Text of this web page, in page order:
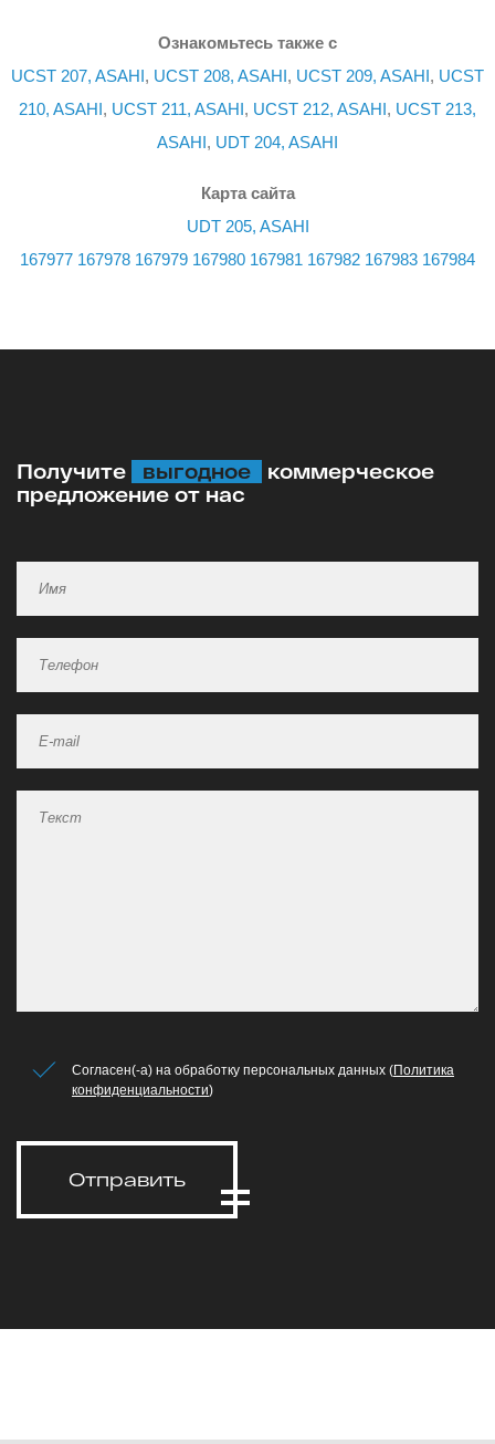
Ознакомьтесь также с
UCST 207, ASAHI, UCST 208, ASAHI, UCST 209, ASAHI, UCST
210, ASAHI, UCST 211, ASAHI, UCST 212, ASAHI, UCST 213,
ASAHI, UDT 204, ASAHI
Карта сайта
UDT 205, ASAHI
167977 167978 167979 167980 167981 167982 167983 167984
Получите выгодное
коммерческое
предложение от нас
Согласен(-а) на обработку персональных данных (Политика
конфиденциальности)
Отправить